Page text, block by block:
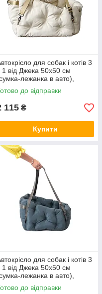
для собак і котів 3
1 від Джека 50х50 см
лежанка в авто),
до відправки
115 ₴
Купити
для собак і котів 3
1 від Джека 50х50 см
лежанка в авто),
до відправки